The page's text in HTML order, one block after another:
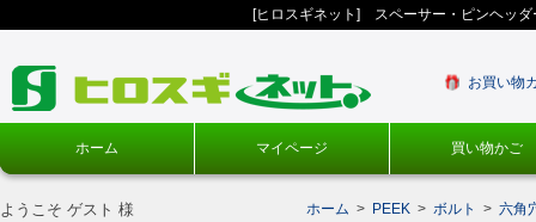
[ヒロスギネット] スペーサー・ピンヘッ
お買い物
ホーム マイページ 買い物かご
ようこそ ゲスト 様 ホーム > PEEK > ボルト > 六角